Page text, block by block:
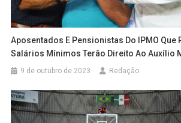
Aposentados E Pensionistas Do IPMO Que
Salários Mínimos Terão Direito Ao Auxílio
9 de outubro de 2023 Redação